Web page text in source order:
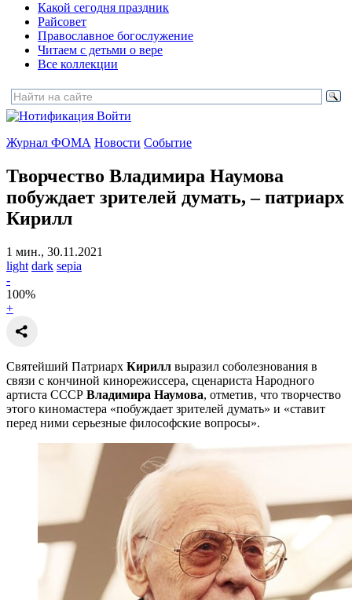
Какой сегодня праздник
Райсовет
Православное богослужение
Читаем с детьми о вере
Все коллекции
Войти
Журнал ФОМА Новости Событие
Творчество Владимира Наумова
побуждает зрителей думать, – патриарх
Кирилл
1 мин., 30.11.2021
light dark sepia
-
100%
+
Святейший Патриарх Кирилл выразил соболезнования в
связи с кончиной кинорежиссера, сценариста Народного
артиста СССР Владимира Наумова, отметив, что творчество
этого киномастера «побуждает зрителей думать» и «ставит
перед ними серьезные философские вопросы».